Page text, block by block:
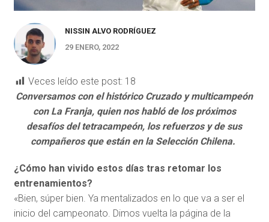
NISSIN ALVO RODRÍGUEZ
29 ENERO, 2022
Veces leído este post: 18
Conversamos con el histórico Cruzado y multicampeón
con La Franja, quien nos habló de los próximos
desafíos del tetracampeón, los refuerzos y de sus
compañeros que están en la Selección Chilena.
¿Cómo han vivido estos días tras retomar los
entrenamientos?
«Bien, súper bien. Ya mentalizados en lo que va a ser el
inicio del campeonato. Dimos vuelta la página de la